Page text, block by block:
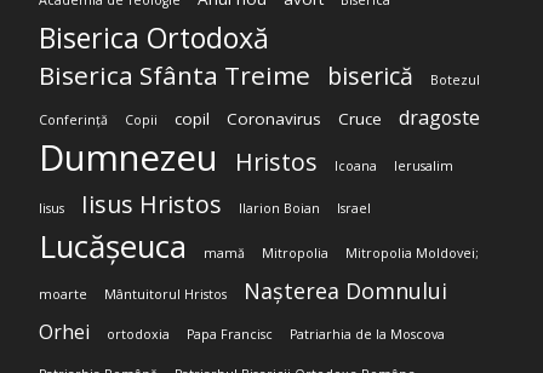
Biserica Ortodoxă
Biserica Sfânta Treime biserică Botezul
Conferință Copii copil Coronavirus Cruce dragoste
Dumnezeu Hristos Icoana Ierusalim
Iisus Iisus Hristos Ilarion Boian Israel
Lucășeuca mamă Mitropolia Mitropolia Moldovei;
moarte Mântuitorul Hristos Nașterea Domnului
Orhei ortodoxia Papa Francisc Patriarhia de la Moscova